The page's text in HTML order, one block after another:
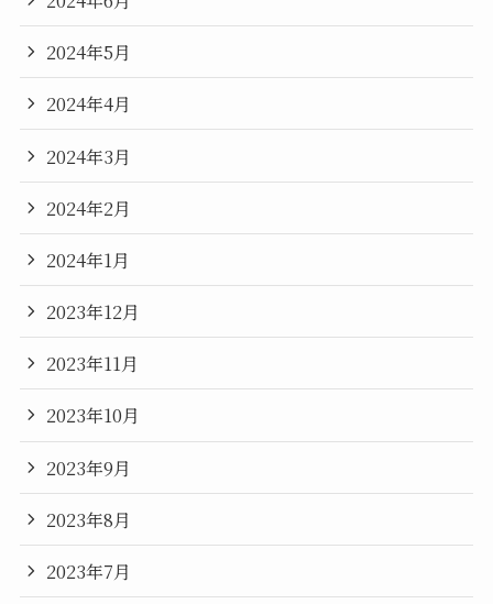
2024年5月
2024年4月
2024年3月
2024年2月
2024年1月
2023年12月
2023年11月
2023年10月
2023年9月
2023年8月
2023年7月